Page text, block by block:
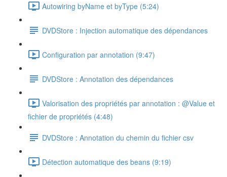
Autowiring byName et byType (5:24)
DVDStore : Injection automatique des dépendances
Configuration par annotation (9:47)
DVDStore : Annotation des dépendances
Valorisation des propriétés par annotation : @Value et
fichier de propriétés (4:48)
DVDStore : Annotation du chemin du fichier csv
Détection automatique des beans (9:19)